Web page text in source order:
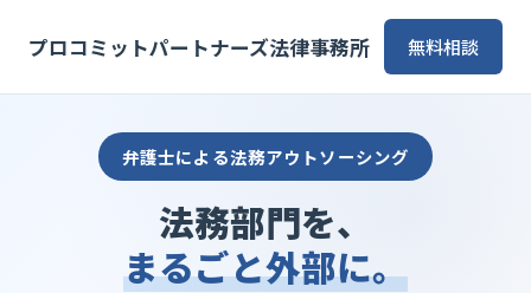
プロコミットパートナーズ法律事務所 無料相談
弁護士による法務アウトソーシング
法務部門を、
まるごと外部に。